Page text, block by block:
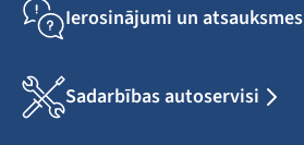
Ierosinājumi un atsauksmes
Sadarbības autoservisi